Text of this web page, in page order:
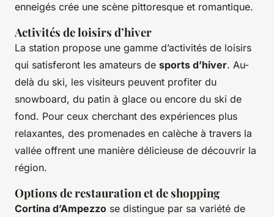
enneigés crée une scène pittoresque et romantique.
Activités de loisirs d’hiver
La station propose une gamme d’activités de loisirs
qui satisferont les amateurs de sports d’hiver. Au-
delà du ski, les visiteurs peuvent profiter du
snowboard, du patin à glace ou encore du ski de
fond. Pour ceux cherchant des expériences plus
relaxantes, des promenades en calèche à travers la
vallée offrent une manière délicieuse de découvrir la
région.
Options de restauration et de shopping
Cortina d’Ampezzo se distingue par sa variété de